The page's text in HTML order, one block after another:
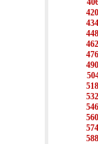
420
434
448
462
476
490
518
532
546
560
574
588